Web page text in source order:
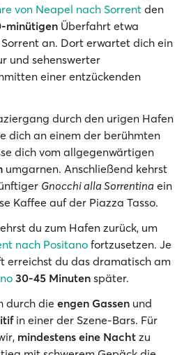
von Neapel nach Sorrentden
minütigen Überfahrt etwa
an. Dort erwartet dich ein
und sehenswerter
einer entzückenden
durch den urigen Hafen
dich an einem der berühmten
dich vom allgegenwärtigen
umgarnen. Anschließend kehrst
Gnocchi alla Sorrentina ein
Kaffee auf der Piazza Tasso.
du zum Hafen zurück, um
nach Positano fortzusetzen. Je
erreichst du das dramatisch am
30-45 Minuten später.
durch die engen Gassen und
in einer der Szene-Bars. Für
mindestens eine Nacht zu